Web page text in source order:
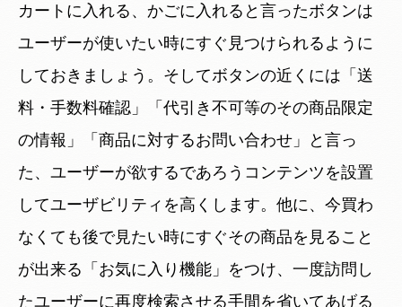
カートに入れる、かごに入れると言ったボタンは
ユーザーが使いたい時にすぐ見つけられるように
しておきましょう。そしてボタンの近くには「送
料・手数料確認」「代引き不可等のその商品限定
の情報」「商品に対するお問い合わせ」と言っ
た、ユーザーが欲するであろうコンテンツを設置
してユーザビリティを高くします。他に、今買わ
なくても後で見たい時にすぐその商品を見ること
が出来る「お気に入り機能」をつけ、一度訪問し
たユーザーに再度検索させる手間を省いてあげる